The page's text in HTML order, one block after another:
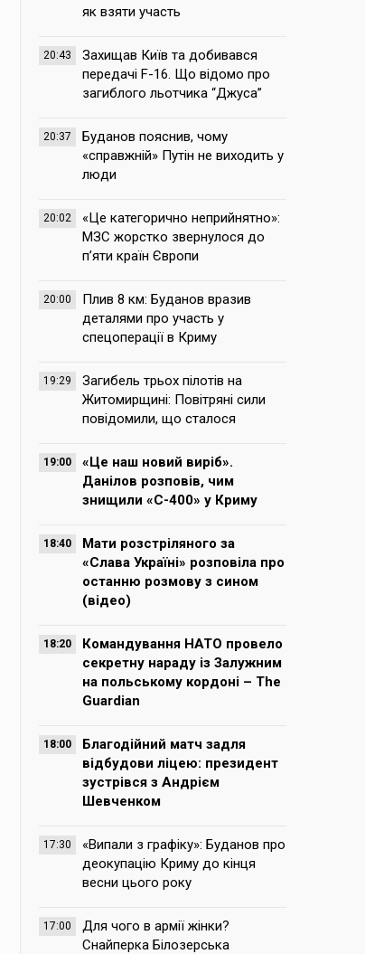
як взяти участь
20:43
Захищав Київ та добивався
передачі F-16. Що відомо про
загиблого льотчика “Джуса”
20:37
Буданов пояснив, чому
«справжній» Путін не виходить у
люди
20:02
«Це категорично неприйнятно»:
МЗС жорстко звернулося до
п’яти країн Європи
20:00
Плив 8 км: Буданов вразив
деталями про участь у
спецоперації в Криму
19:29
Загибель трьох пілотів на
Житомирщині: Повітряні сили
повідомили, що сталося
19:00
«Це наш новий виріб».
Данілов розповів, чим
знищили «С-400» у Криму
18:40
Мати розстріляного за
«Слава Україні» розповіла про
останню розмову з сином
(відео)
18:20
Командування НАТО провело
секретну нараду із Залужним
на польському кордоні – The
Guardian
18:00
Благодійний матч задля
відбудови ліцею: президент
зустрівся з Андрієм
Шевченком
17:30
«Випали з графіку»: Буданов про
деокупацію Криму до кінця
весни цього року
17:00
Для чого в армії жінки?
Снайперка Білозерська